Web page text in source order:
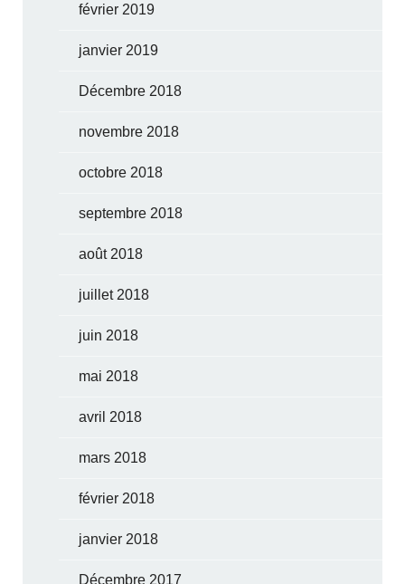
février 2019
janvier 2019
Décembre 2018
novembre 2018
octobre 2018
septembre 2018
août 2018
juillet 2018
juin 2018
mai 2018
avril 2018
mars 2018
février 2018
janvier 2018
Décembre 2017